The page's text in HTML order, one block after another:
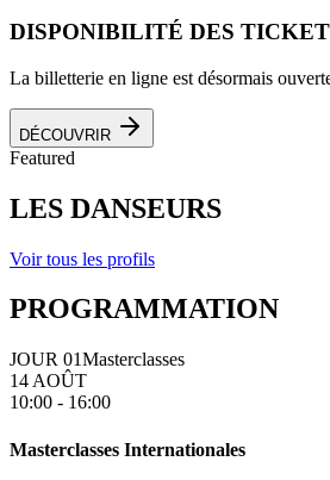
DISPONIBILITÉ DES
La billetterie en ligne est désormais
DÉCOUVRIR
Featured
LES DANSEURS
Voir tous les profils
PROGRAMMATION
JOUR 01Masterclasses
14 AOÛT
10:00 - 16:00
Masterclasses Internationales